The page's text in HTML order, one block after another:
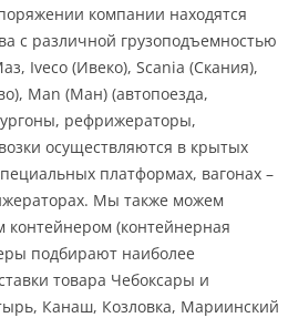
компании находятся
с различной грузоподъемностью
Iveco (Ивеко), Scania (Скания),
Man (Ман) (автопоезда,
рефрижераторы,
осуществляются в крытых
платформах, вагонах –
Мы также можем
(контейнерная
подбирают наиболее
товара Чебоксары и
Канаш, Козловка, Мариинский